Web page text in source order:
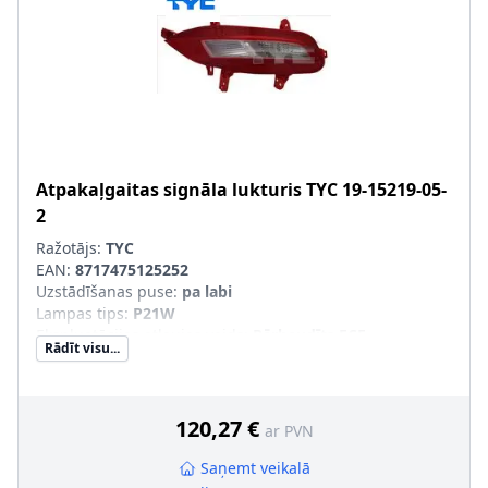
Atpakaļgaitas signāla lukturisTYC 19-15219-05-
2
Ražotājs: TYC
EAN: 8717475125252
Uzstādīšanas puse: pa labi
Lampas tips: P21W
Ekspluatācijas atļaujas veids
Papildus artikuls/Papildus informācija
Rādīt visu...
120,27 € ar PVN
Saņemt veikalā